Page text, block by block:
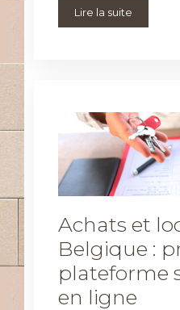
Lire la suite
Achats et
Belgique :
plateforme
en ligne